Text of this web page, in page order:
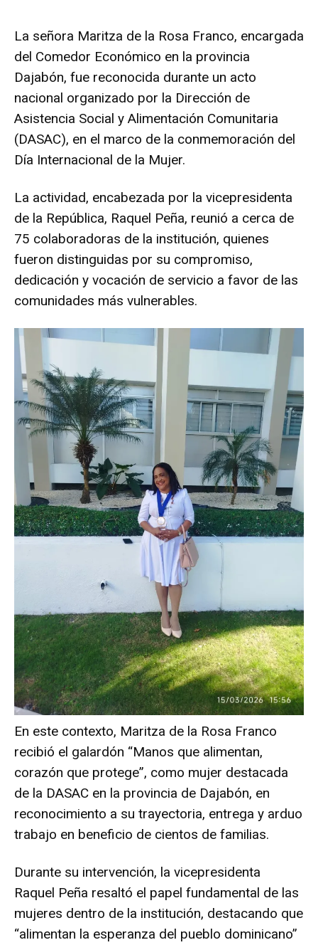
La señora Maritza de la Rosa Franco, encargada
del Comedor Económico en la provincia
Dajabón, fue reconocida durante un acto
nacional organizado por la Dirección de
Asistencia Social y Alimentación Comunitaria
(DASAC), en el marco de la conmemoración del
Día Internacional de la Mujer.
La actividad, encabezada por la vicepresidenta
de la República, Raquel Peña, reunió a cerca de
75 colaboradoras de la institución, quienes
fueron distinguidas por su compromiso,
dedicación y vocación de servicio a favor de las
comunidades más vulnerables.
En este contexto, Maritza de la Rosa Franco
recibió el galardón “Manos que alimentan,
corazón que protege”, como mujer destacada
de la DASAC en la provincia de Dajabón, en
reconocimiento a su trayectoria, entrega y arduo
trabajo en beneficio de cientos de familias.
Durante su intervención, la vicepresidenta
Raquel Peña resaltó el papel fundamental de las
mujeres dentro de la institución, destacando que
“alimentan la esperanza del pueblo dominicano”